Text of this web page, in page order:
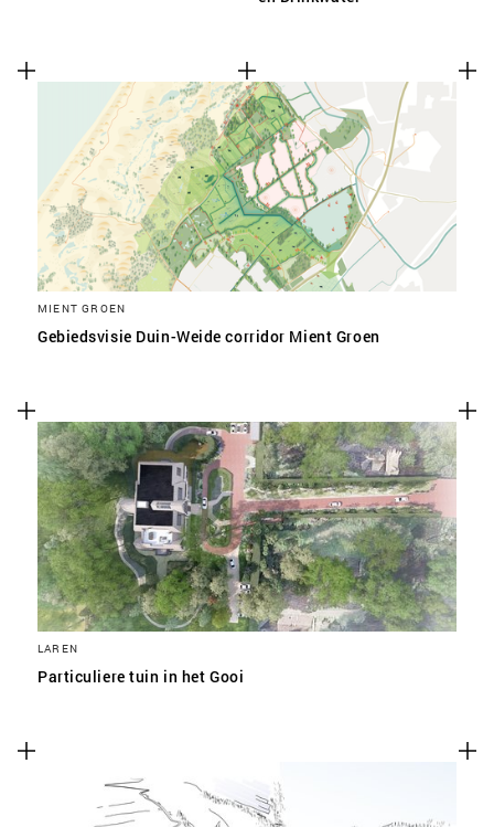
MIENT GROEN
Gebiedsvisie Duin-Weide corridor Mient Groen
LAREN
Particuliere tuin in het Gooi